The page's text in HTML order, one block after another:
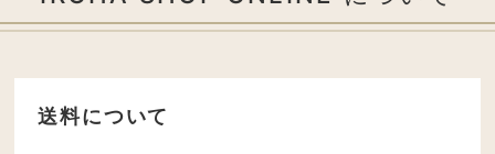
送料について